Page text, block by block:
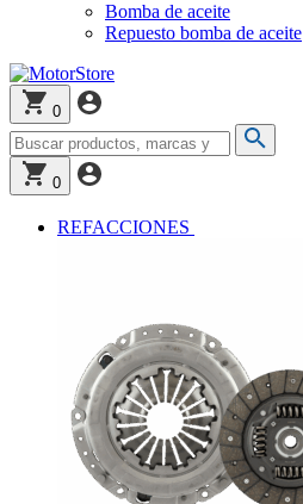
Bomba de aceite
Repuesto bomba de aceite
0
0
REFACCIONES